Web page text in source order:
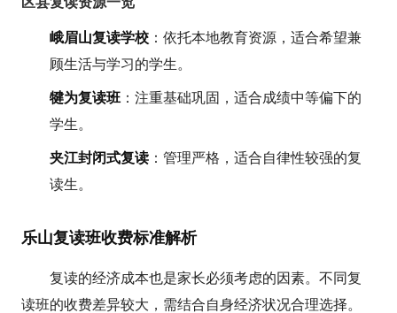
峨眉山复读学校 ：依托本地教育资源，适合希望兼
顾生活与学习的学生。
犍为复读班 ：注重基础巩固，适合成绩中等偏下的
学生。
夹江封闭式复读 ：管理严格，适合自律性较强的复
读生。
乐山复读班收费标准解析
复读的经济成本也是家长必须考虑的因素。不同复
读班的收费差异较大，需结合自身经济状况合理选择。